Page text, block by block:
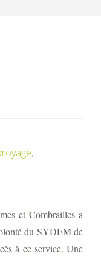
,
et Combrailles a
du SYDEM de
à ce service. Une